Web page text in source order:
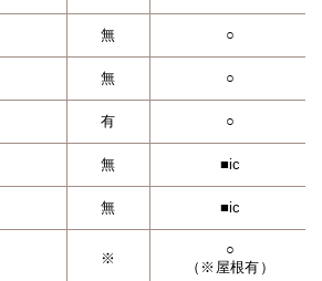
無 ○
無 ○
有 ○
無 ■ic
無 ■ic
※
○
（※屋根有）